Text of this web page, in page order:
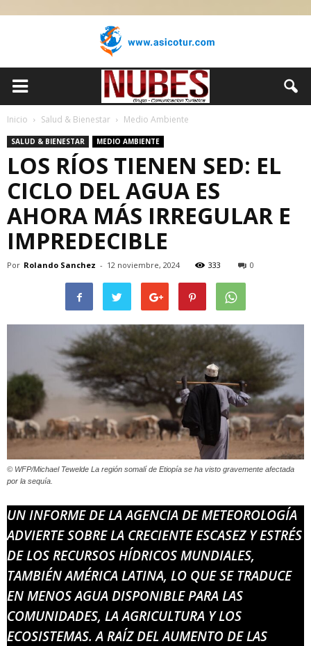
Inicio Salud & Bienestar Medio Ambiente
SALUD & BIENESTAR MEDIO AMBIENTE
LOS RÍOS TIENEN SED: EL
CICLO DEL AGUA ES
AHORA MÁS IRREGULAR E
IMPREDECIBLE
Por Rolando Sanchez - 12 noviembre, 2024 333 0
© WFP/Michael Tewelde La región somalí de Etiopía se ha visto gravemente afectada
por la sequía.
UN INFORME DE LA AGENCIA DE METEOROLOGÍA
ADVIERTE SOBRE LA CRECIENTE ESCASEZ Y ESTRÉS
DE LOS RECURSOS HÍDRICOS MUNDIALES,
TAMBIÉN AMÉRICA LATINA, LO QUE SE TRADUCE
EN MENOS AGUA DISPONIBLE PARA LAS
COMUNIDADES, LA AGRICULTURA Y LOS
ECOSISTEMAS. A RAÍZ DEL AUMENTO DE LAS